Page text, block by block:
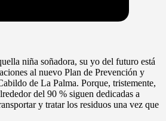
niña soñadora, su yo del futuro está
al nuevo Plan de Prevención y
de La Palma. Porque, tristemente,
del 90 % siguen dedicadas a
y tratar los residuos una vez que